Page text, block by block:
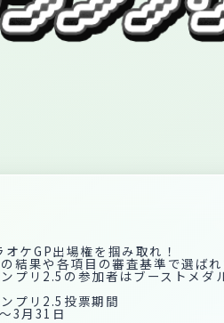
ケGP出場権を掴み取れ！
結果や各項目の審査基準で選ば
プリ2.5の参加者はブーストメダ
プリ2.5投票期間
3月31日